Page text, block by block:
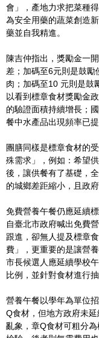
會」，產地力求把菜種
為安全用藥的蔬菜創造
藥並自我精進。
陳吉仲指出，獎勵金一
差；加碼至6元則是鼓
肉；加碼至10 元則是鼓
以看到標章食材獎勵金
的驗證面積持續增長；
餐中水產品出現頻率已提
團膳同樣是標章食材的
殊需求」，例如：希望
後，讓供餐有了基礎，
的城鄉差距縮小，且政
免費營養午餐仍應延續
自臺北市政府喊出免費
跟進，卻無人提及標章
費」，更重要的是讓營
市長候選人應延續學校
比例，並針對食材進行抽
營養午餐以學年為單位
Q食材，但地方政府未
亂象，章Q食材可粗分